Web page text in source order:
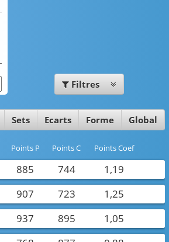
Filtres
Sets Ecarts Forme Global
Points P Points C Points Coef
885 744
1,19
907 723
1,25
937 895
1,05